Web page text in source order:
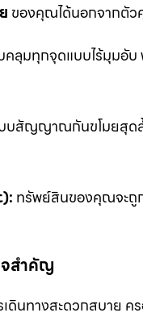
ของคุณได้นอกจากตัว
ลุมทุกจุดแบบไร้มุมอับ
บสัญญาณกันขโมยสุดล้
ทรัพย์สินของคุณจะถู
จสำคัญ
เดินทางสะดวกสบาย